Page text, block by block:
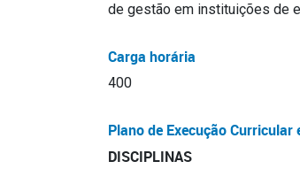
de gestão em instituições de
Carga horária
400
Plano de Execução
DISCIPLINAS